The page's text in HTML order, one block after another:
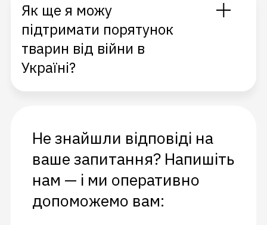
Не знайшли відповіді на
ваше запитання? Напишіть
нам — і ми оперативно
допоможемо вам:
Як ще я можу
підтримати порятунок
тварин від війни в
Україні?